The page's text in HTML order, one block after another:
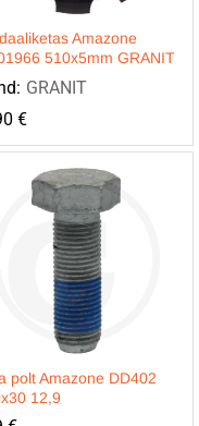
Amazone
510x5mm GRANIT
GRANIT
€
polt Amazone DD402
12,9